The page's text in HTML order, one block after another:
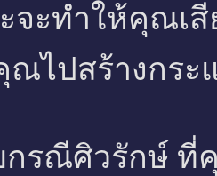
ะจะทำให้คุณเ
ณไปสร้างกระ
กรณีศิวรักษ์ ที่